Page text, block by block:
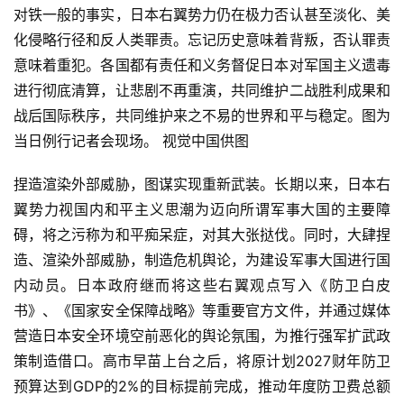
对铁一般的事实，日本右翼势力仍在极力否认甚至淡化、美
化侵略行径和反人类罪责。忘记历史意味着背叛，否认罪责
意味着重犯。各国都有责任和义务督促日本对军国主义遗毒
进行彻底清算，让悲剧不再重演，共同维护二战胜利成果和
战后国际秩序，共同维护来之不易的世界和平与稳定。图为
当日例行记者会现场。 视觉中国供图
捏造渲染外部威胁，图谋实现重新武装。长期以来，日本右
翼势力视国内和平主义思潮为迈向所谓军事大国的主要障
碍，将之污称为和平痴呆症，对其大张挞伐。同时，大肆捏
造、渲染外部威胁，制造危机舆论，为建设军事大国进行国
内动员。日本政府继而将这些右翼观点写入《防卫白皮
书》、《国家安全保障战略》等重要官方文件，并通过媒体
营造日本安全环境空前恶化的舆论氛围，为推行强军扩武政
策制造借口。高市早苗上台之后，将原计划2027财年防卫
预算达到GDP的2%的目标提前完成，推动年度防卫费总额